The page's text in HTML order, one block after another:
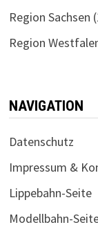
Region Sachsen
Region
NAVIGATION
Datenschutz
Impressum &
Lippebahn-Seite
Modellbahn-